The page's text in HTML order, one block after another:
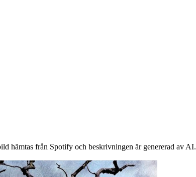
hämtas från Spotify och beskrivningen är genererad av AI.